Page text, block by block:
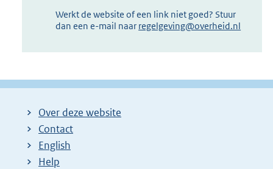
Werkt de website of een link niet goed? Stuur
dan een e-mail naar regelgeving@overheid.nl
Over deze website
Contact
English
Help